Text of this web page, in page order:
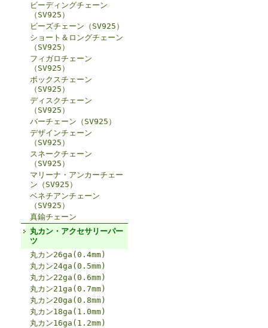
ビーディングチェーン
（SV925）
ビーズチェーン（SV925）
ショート＆ロングチェーン
（SV925）
フィガロチェーン
（SV925）
ボックスチェーン
（SV925）
ディスクチェーン
（SV925）
バーチェーン（SV925）
デザインチェーン
（SV925）
スネークチェーン
（SV925）
マリーナ・アンカーチェー
ン（SV925）
ベネチアンチェーン
（SV925）
真鍮チェーン
丸カン・アクセサリーパー
ツ
丸カン26ga(0.4mm)
丸カン24ga(0.5mm)
丸カン22ga(0.6mm)
丸カン21ga(0.7mm)
丸カン20ga(0.8mm)
丸カン18ga(1.0mm)
丸カン16ga(1.2mm)